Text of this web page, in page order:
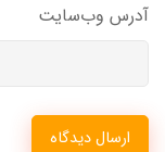
آدرس وب‌سایت
ارسال دیدگاه